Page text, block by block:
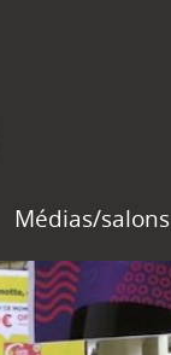
Médias/salons